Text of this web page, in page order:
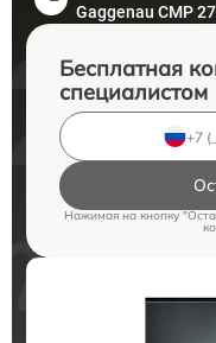
Gaggenau CMP
Бесплатная
специалистом
Нажимая на кнопку